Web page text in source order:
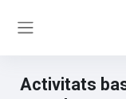
Activitats